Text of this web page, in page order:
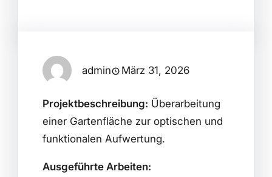
admin März 31, 2026
Projektbeschreibung: Überarbeitung
einer Gartenfläche zur optischen und
funktionalen Aufwertung.
Ausgeführte Arbeiten: